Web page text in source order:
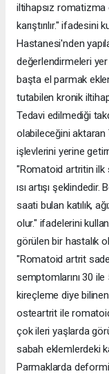
iltihapsız romatizma
karıştırılır." ifadesini
Hastanesi'nden
değerlendirmeleri
başta el parmak
tutabilen kronik
Tedavi edilmediği
olabileceğini aktaran
işlevlerini yerine
"Romatoid artritin ilk
ısı artışı
saati bulan katılık,
olur." ifadelerini
görülen bir hastalık
"Romatoid artrit
semptomlarını 30
kireçleme diye
osteartrit ile romatoid
çok ileri yaşlarda
sabah eklemlerdeki
Parmaklarda